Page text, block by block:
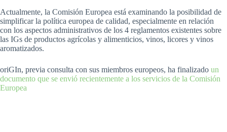
Actualmente, la Comisión Europea está examinando la posibilidad de
simplificar la política europea de calidad, especialmente en relación
con los aspectos administrativos de los 4 reglamentos existentes sobre
las IGs de productos agrícolas y alimenticios, vinos, licores y vinos
aromatizados.
oriGIn, previa consulta con sus miembros europeos, ha finalizado un
documento que se envió recientemente a los servicios de la Comisión
Europea